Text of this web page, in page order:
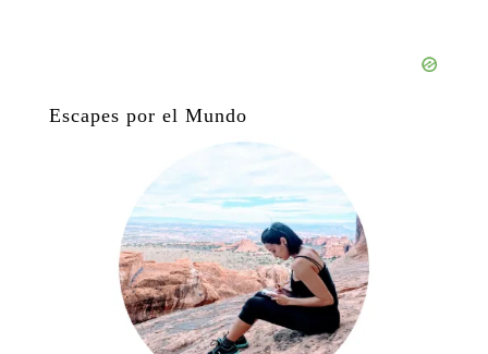
Escapes por el Mundo